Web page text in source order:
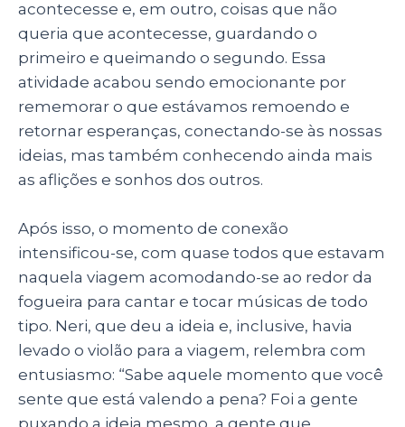
acontecesse e, em outro, coisas que não
queria que acontecesse, guardando o
primeiro e queimando o segundo. Essa
atividade acabou sendo emocionante por
rememorar o que estávamos remoendo e
retornar esperanças, conectando-se às nossas
ideias, mas também conhecendo ainda mais
as aflições e sonhos dos outros.
Após isso, o momento de conexão
intensificou-se, com quase todos que estavam
naquela viagem acomodando-se ao redor da
fogueira para cantar e tocar músicas de todo
tipo. Neri, que deu a ideia e, inclusive, havia
levado o violão para a viagem, relembra com
entusiasmo: “Sabe aquele momento que você
sente que está valendo a pena? Foi a gente
puxando a ideia mesmo, a gente que